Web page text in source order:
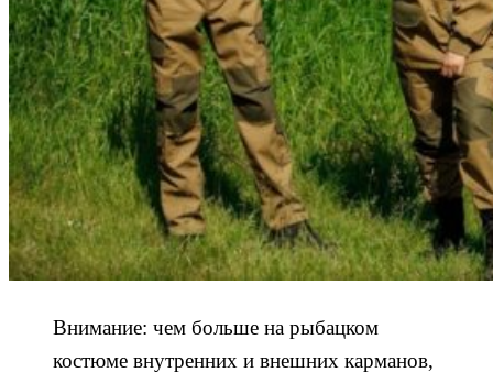
Внимание: чем больше на рыбацком
костюме внутренних и внешних карманов,